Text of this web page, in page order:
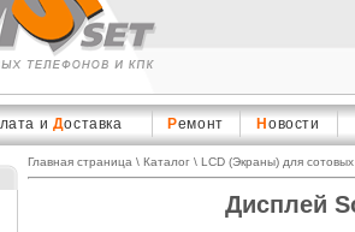
и Доставка Ремонт Н овости
Главная страница \ Каталог\ LCD (Экраны) для
Дисплей